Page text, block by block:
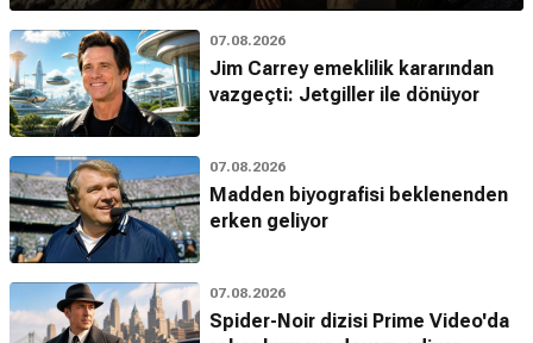
07.08.2026
Jim Carrey emeklilik kararından
vazgeçti: Jetgiller ile dönüyor
07.08.2026
Madden biyografisi beklenenden
erken geliyor
07.08.2026
Spider-Noir dizisi Prime Video'da